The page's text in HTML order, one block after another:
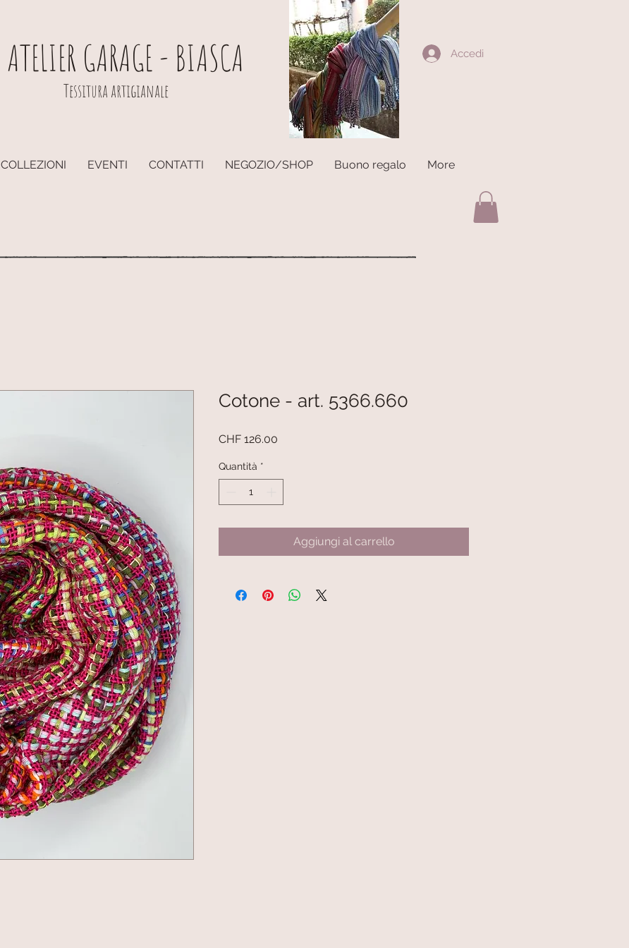
ATELIER GARAGE - BIASCA
Tessitura artigianale
Accedi
COLLEZIONI EVENTI CONTATTI NEGOZIO/SHOP Buono regalo More
Cotone - art. 5366.660
CHF 126.00
Quantità *
Aggiungi al carrello